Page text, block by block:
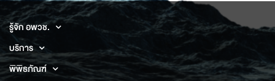
รู้จัก อพวช.
บริการ
พิพิธภัณฑ์